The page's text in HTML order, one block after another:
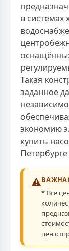
в системах
Такая
заданное
экономию
купить
⚠️
* Все
цен